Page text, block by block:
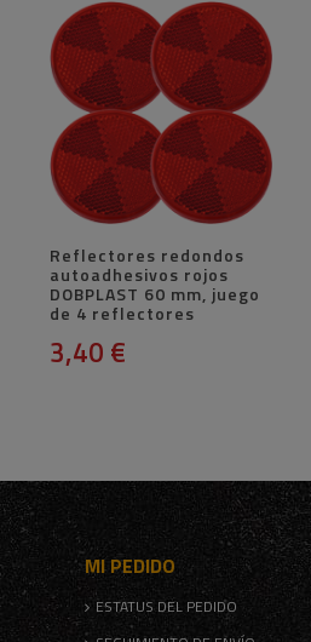
Reflectores redondos
autoadhesivos rojos
DOBPLAST 60 mm, juego
de 4 reflectores
3,40 €
MI PEDIDO
ESTATUS DEL PEDIDO